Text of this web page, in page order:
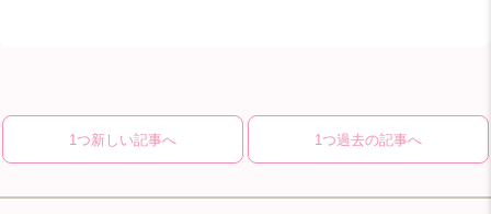
1つ新しい記事へ 1つ過去の記事へ